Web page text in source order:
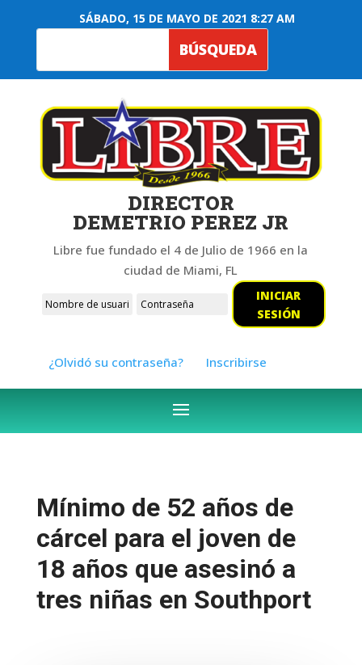
SÁBADO, 15 DE MAYO DE 2021 8:27 AM
DIRECTOR
DEMETRIO PEREZ JR
Libre fue fundado el 4 de Julio de 1966 en la
ciudad de Miami, FL
INICIAR
SESIÓN
¿Olvidó su contraseña? Inscribirse
Mínimo de 52 años de
cárcel para el joven de
18 años que asesinó a
tres niñas en Southport